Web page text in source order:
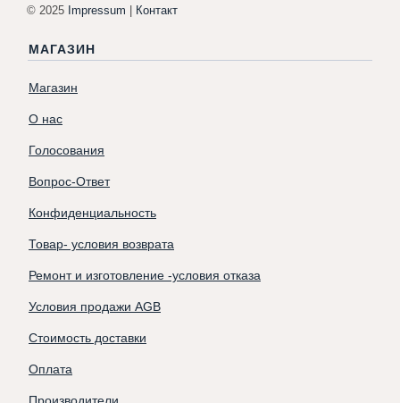
© 2025 Impressum | Контакт
МАГАЗИН
Магазин
О нас
Голосования
Вопрос-Ответ
Конфиденциальность
Товар- условия возврата
Ремонт и изготовление -условия отказа
Условия продажи AGB
Стоимость доставки
Оплата